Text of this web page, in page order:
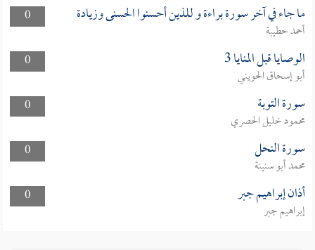
0 ما جاء في آخر سورة براءة و للذين أحسنوا الحسنى وزيادة
أحمد حطيبة
0
الوصايا قبل المنايا 3
أبو إسحاق الحويني
0
سورة التوبة
محمود خليل الحصري
0
سورة النحل
محمد أبو سنينة
0
أذان إبراهيم جبر
إبراهيم جبر